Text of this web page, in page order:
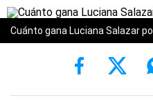
Cuánto gana Luciana Salazar